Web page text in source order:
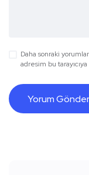
Daha sonraki
adresim bu